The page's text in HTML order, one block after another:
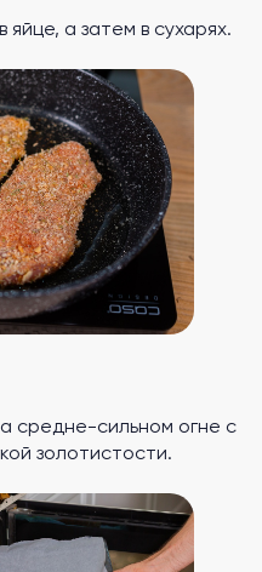
а затем в сухарях.
средне-сильном огне с
золотистости.